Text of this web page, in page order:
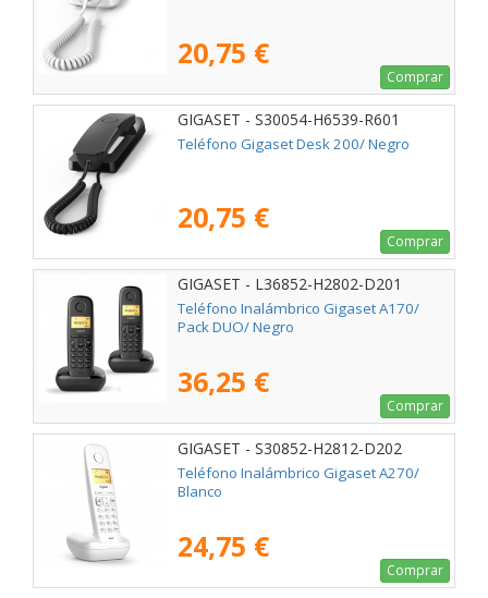
20,75 €
Comprar
GIGASET - S30054-H6539-R601
Teléfono Gigaset Desk 200/ Negro
20,75 €
Comprar
GIGASET - L36852-H2802-D201
Teléfono Inalámbrico Gigaset A170/
Pack DUO/ Negro
36,25 €
Comprar
GIGASET - S30852-H2812-D202
Teléfono Inalámbrico Gigaset A270/
Blanco
24,75 €
Comprar